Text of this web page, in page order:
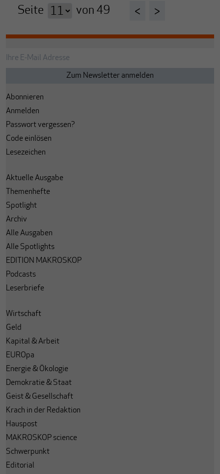
Seite von 49 < >
Abonnieren
Anmelden
Passwort vergessen?
Code einlösen
Lesezeichen
Aktuelle Ausgabe
Themenhefte
Spotlight
Archiv
Alle Ausgaben
Alle Spotlights
EDITION MAKROSKOP
Podcasts
Leserbriefe
Wirtschaft
Geld
Kapital & Arbeit
EUROpa
Energie & Ökologie
Demokratie & Staat
Geist & Gesellschaft
Krach in der Redaktion
Hauspost
MAKROSKOP science
Schwerpunkt
Editorial